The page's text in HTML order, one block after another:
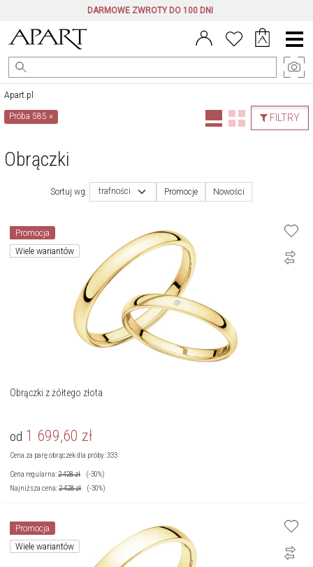
DARMOWE ZWROTY DO 100 DNI
Menu
główne
Apart.pl
FILTRY
Próba 585×
Obrączki
Sortuj wg: trafności Promocje Nowości
Promocja
Wiele wariantów
Obrączki z żółtego złota
od 1 699,60 zł
Cena za parę obrączek dla próby: 333
Cena regularna:2 428zł
(-30%)
Najniższa cena:2 428zł (-30%)
Promocja
Wiele wariantów